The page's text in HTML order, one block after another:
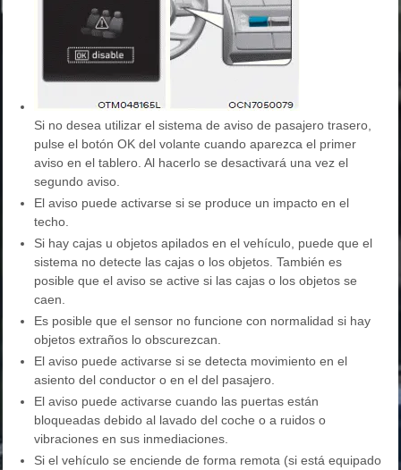
Si no desea utilizar el sistema de aviso de pasajero trasero,
pulse el botón OK del volante cuando aparezca el primer
aviso en el tablero. Al hacerlo se desactivará una vez el
segundo aviso.
El aviso puede activarse si se produce un impacto en el
techo.
Si hay cajas u objetos apilados en el vehículo, puede que el
sistema no detecte las cajas o los objetos. También es
posible que el aviso se active si las cajas o los objetos se
caen.
Es posible que el sensor no funcione con normalidad si hay
objetos extraños lo obscurezcan.
El aviso puede activarse si se detecta movimiento en el
asiento del conductor o en el del pasajero.
El aviso puede activarse cuando las puertas están
bloqueadas debido al lavado del coche o a ruidos o
vibraciones en sus inmediaciones.
Si el vehículo se enciende de forma remota (si está equipado